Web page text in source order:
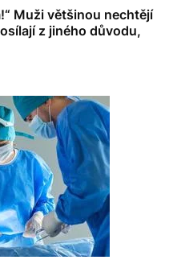
Muži většinou nechtějí
z jiného důvodu,